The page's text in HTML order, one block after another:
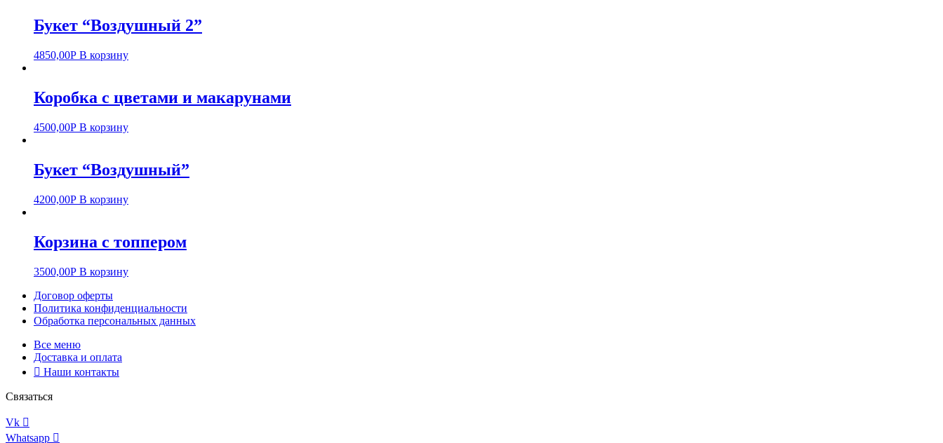
Букет “Воздушный 2”
4850,00Р В корзину
Коробка с цветами и макарунами
4500,00Р В корзину
Букет “Воздушный”
4200,00Р В корзину
Корзина с топпером
3500,00Р В корзину
Договор оферты
Политика конфиденциальности
Обработка персональных данных
Все меню
Доставка и оплата
Наши контакты
Связаться
Vk
Whatsapp